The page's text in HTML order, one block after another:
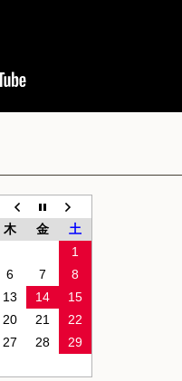
木 金
土
1
6 7
8
13 14
15
20 21
22
27 28
29